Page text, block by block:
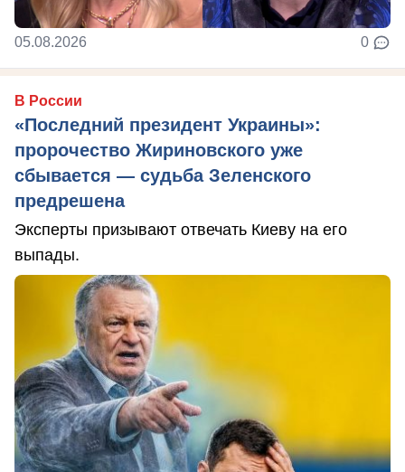
05.08.2026 0
В России
«Последний президент Украины»:
пророчество Жириновского уже
сбывается — судьба Зеленского
предрешена
Эксперты призывают отвечать Киеву на его
выпады.